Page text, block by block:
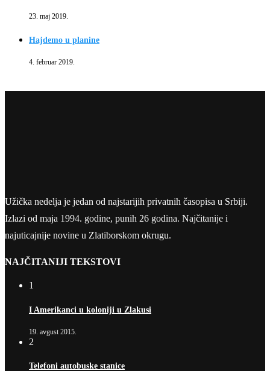
23. maj 2019.
Hajdemo u planine
4. februar 2019.
Užička nedelja je jedan od najstarijih privatnih časopisa u Srbiji.
Izlazi od maja 1994. godine, punih 26 godina. Najčitanije i
najuticajnije novine u Zlatiborskom okrugu.
NAJČITANIJI TEKSTOVI
1
I Amerikanci u koloniji u Zlakusi
19. avgust 2015.
2
Telefoni autobuske stanice